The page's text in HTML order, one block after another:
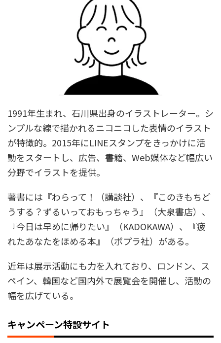
1991年生まれ、石川県出身のイラストレーター。シ
ンプルな線で描かれるニコニコした表情のイラスト
が特徴的。2015年にLINEスタンプをきっかけに活
動をスタートし、広告、書籍、Web媒体など幅広い
分野でイラストを提供。
著書には『わらって！（講談社）、『このきもちど
うする？ずるいっておもっちゃう』（大泉書店）、
『今日は早めに帰りたい』（KADOKAWA）、『疲
れたあなたをほめる本』（ポプラ社）がある。
近年は展示活動にも力を入れており、ロンドン、ス
ペイン、韓国など国内外で展覧会を開催し、活動の
幅を広げている。
キャンペーン特設サイト